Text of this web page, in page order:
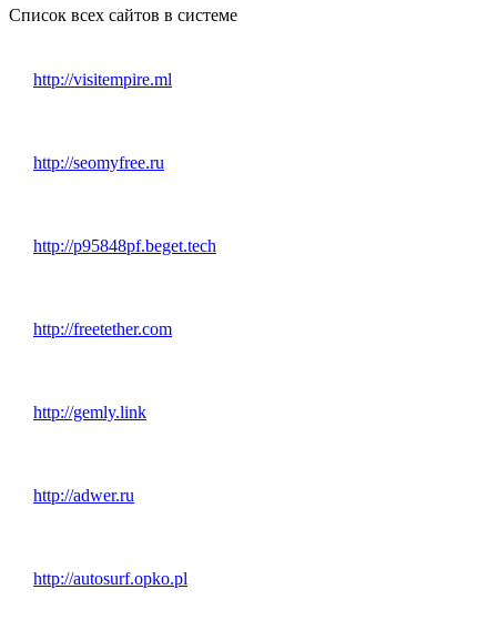
Список всех сайтов в системе
http://visitempire.ml
http://seomyfree.ru
http://p95848pf.beget.tech
http://freetether.com
http://gemly.link
http://adwer.ru
http://autosurf.opko.pl